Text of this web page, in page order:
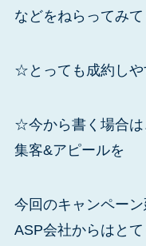
などをねらってみて
☆とっても成約しや
☆今から書く場合は
集客&アピールを
今回のキャンペーン
ASP会社からはと